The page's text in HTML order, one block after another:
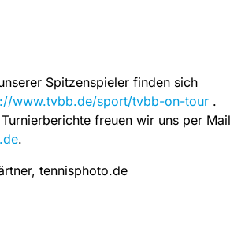
Spitzenspieler finden sich
www.tvbb.de/sport/tvbb-on-tour .
freuen wir uns per Mail
.
tennisphoto.de